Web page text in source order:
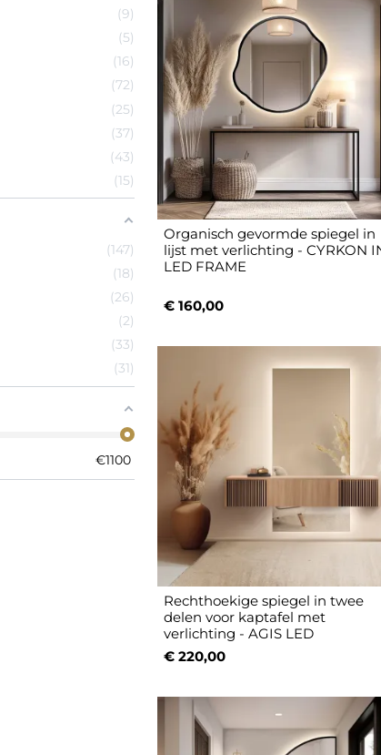
9
5
16
72
25
37
43
15
147
18
26
2
33
31
€1100
Organisch gevormde spiegel in
lijst met verlichting - CYRKON
LED FRAME
€ 160,00
Rechthoekige spiegel in twee
delen voor kaptafel met
verlichting - AGIS LED
€ 220,00